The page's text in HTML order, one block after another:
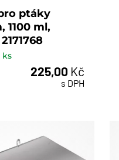
ptáky
1100 ml,
ks
225,00 Kč
s DPH